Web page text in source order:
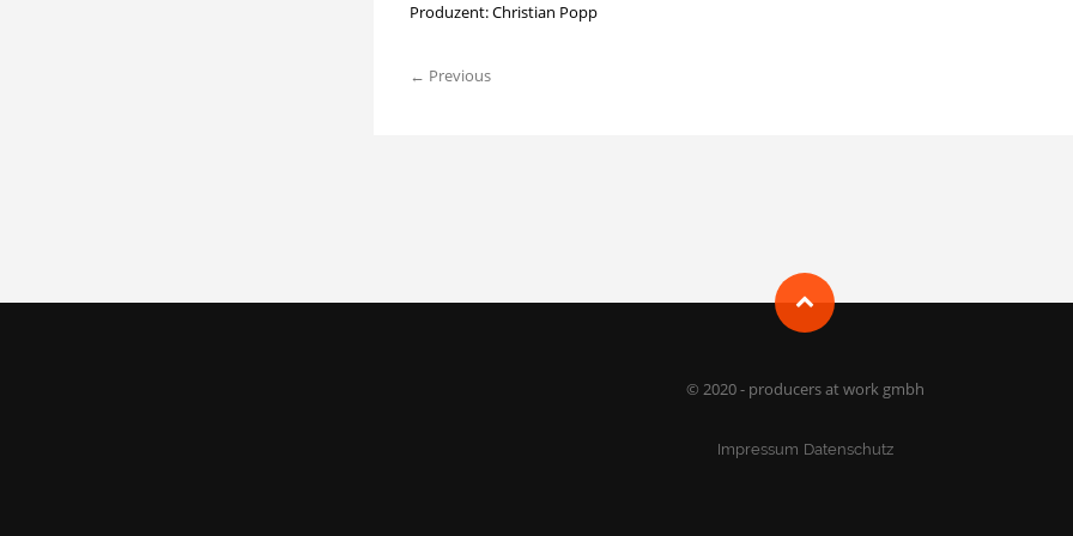
Produzent: Christian Popp
← Previous
© 2020 - producers at work gmbh
Impressum Datenschutz